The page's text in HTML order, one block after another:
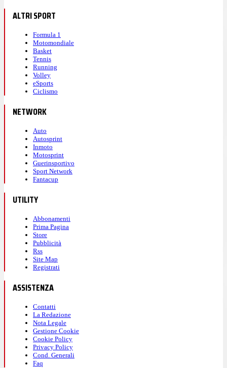
ALTRI SPORT
Formula 1
Motomondiale
Basket
Tennis
Running
Volley
eSports
Ciclismo
NETWORK
Auto
Autosprint
Inmoto
Motosprint
Guerinsportivo
Sport Network
Fantacup
UTILITY
Abbonamenti
Prima Pagina
Store
Pubblicità
Rss
Site Map
Registrati
ASSISTENZA
Contatti
La Redazione
Nota Legale
Gestione Cookie
Cookie Policy
Privacy Policy
Cond. Generali
Faq